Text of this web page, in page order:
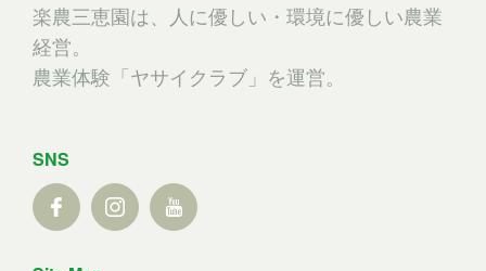
楽農三恵園は、人に優しい・環境に優しい農業
経営。
農業体験「ヤサイクラブ」を運営。
SNS